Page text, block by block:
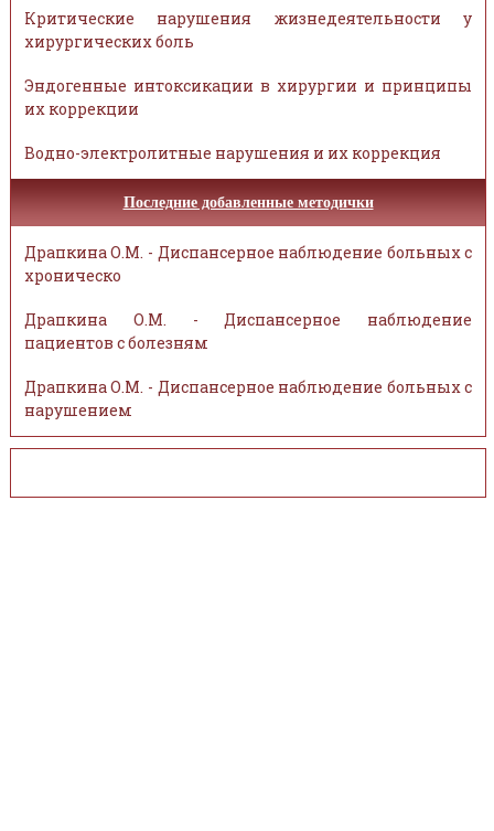
Критические нарушения жизнедеятельности у
хирургических боль
Эндогенные интоксикации в хирургии и принципы
их коррекции
Водно-электролитные нарушения и их коррекция
Последние добавленные методички
Драпкина О.М. - Диспансерное наблюдение больных с
хроническо
Драпкина О.М. - Диспансерное наблюдение
пациентов с болезням
Драпкина О.М. - Диспансерное наблюдение больных с
нарушением